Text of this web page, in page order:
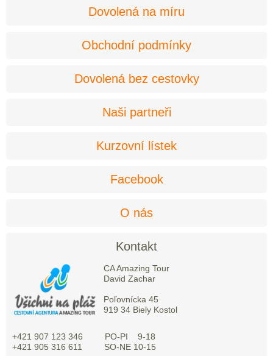
Dovolená na míru
Obchodní podmínky
Dovolená bez cestovky
Naši partneři
Kurzovní lístek
Facebook
O nás
Kontakt
CA Amazing Tour
David Zachar
Poľovnícka 45
919 34 Biely Kostol
+421 907 123 346 PO-PI 9-18
+421 905 316 611 SO-NE 10-15